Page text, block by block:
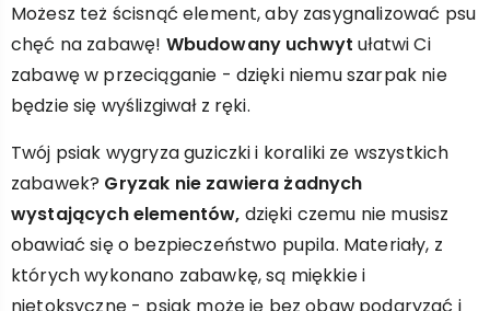
Możesz też ścisnąć element, aby zasygnalizować psu
chęć na zabawę! Wbudowany uchwyt ułatwi Ci
zabawę w przeciąganie - dzięki niemu szarpak nie
będzie się wyślizgiwał z ręki.
Twój psiak wygryza guziczki i koraliki ze wszystkich
zabawek? Gryzak nie zawiera żadnych
wystających elementów, dzięki czemu nie musisz
obawiać się o bezpieczeństwo pupila. Materiały, z
których wykonano zabawkę, są miękkie i